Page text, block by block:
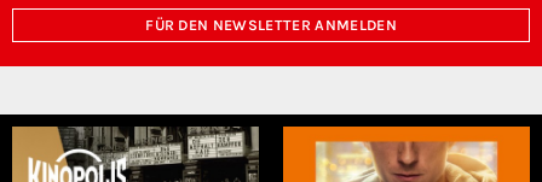
FÜR DEN NEWSLETTER ANMELDEN